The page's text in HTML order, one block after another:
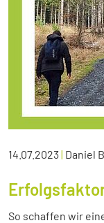
14.07.2023| Daniel
So schaffen wir